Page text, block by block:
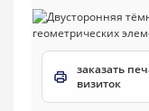
заказать
визиток